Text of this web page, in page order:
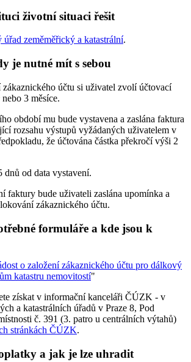
životní situaci řešit
úřad zeměměřický a katastrální.
je nutné mít s sebou
účtu si uživatel zvolí účtovací
3 měsíce.
období mu bude vystavena a zaslána faktura
rozsahu výstupů vyžádaných uživatelem v
že účtována částka překročí výši 2
dnů od data vystavení.
faktury bude uživateli zaslána upomínka a
zákaznického účtu.
formuláře a kde jsou k
o založení zákaznického účtu pro dálkový
katastru nemovitostí"
získat v informační kanceláři ČÚZK - v
a katastrálních úřadů v Praze 8, Pod
č. 391 (3. patro u centrálních výtahů)
stránkách ČÚZK.
a jak je lze uhradit